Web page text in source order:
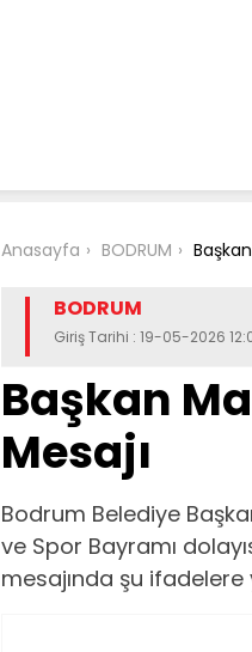
Anasayfa BODRUM
BODRUM
Giriş Tarihi : 19-05-2026
Başkan
Mesajı
Bodrum Belediye
ve Spor Bayramı
mesajında şu ifadelere